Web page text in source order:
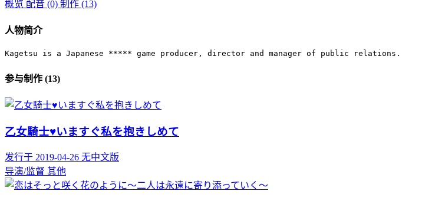
概览 配音 (0) 制作 (13)
人物简介
Kagetsu is a Japanese ***** game producer, director and manager of public relations.
参与制作 (13)
乙女騎士♥いますぐ私を抱きしめて
发行于 2019-04-26 无中文版
导演/监督 其他